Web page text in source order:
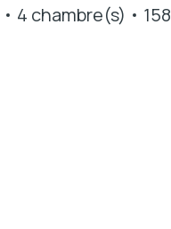
4 chambre(s)